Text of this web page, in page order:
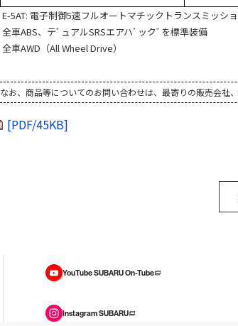
E-5AT: 電子制御5速フルオートマチックトランスミッ
全車ABS、テﾞュアルSRSエアハﾞックﾞを標準装備
全車AWD（All Wheel Drive）
なお、商品等についてのお問い合わせは、最寄りの販売会社
[PDF/45KB]
YouTube SUBARU On-Tube
Instagram SUBARU